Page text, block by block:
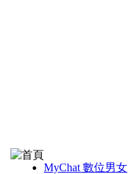
MyChat 數位男女